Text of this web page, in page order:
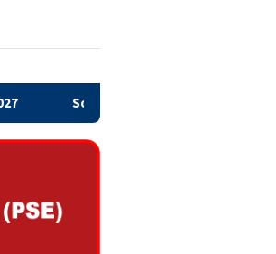
Banjir Di Pantai Utara Jawa